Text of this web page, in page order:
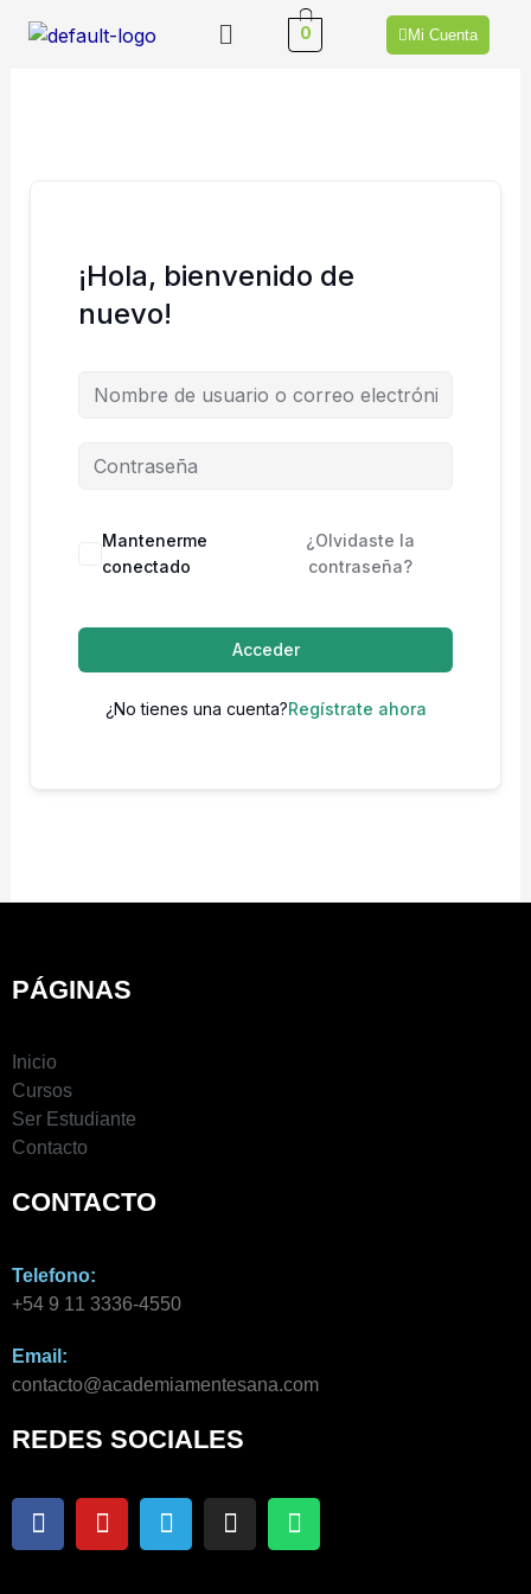
Menú 0 Mi Cuenta
¡Hola, bienvenido de
nuevo!
Mantenerme
conectado
¿Olvidaste la
contraseña?
Acceder
¿No tienes una cuenta?Regístrate ahora
PÁGINAS
Inicio
Cursos
Ser Estudiante
Contacto
CONTACTO
Telefono:
+54 9 11 3336-4550​
Email:
contacto@academiamentesana.com​
REDES SOCIALES
F
a
Y
o
T
e
I
n
W
h